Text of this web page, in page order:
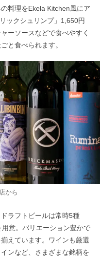
料理をEkela Kitchen風にア
ックシュリンプ」1,650円
ーソースなどで食べやすく
と食べられます。
から
ラフトビールは常時5種
意。バリエーション豊かで
えています。ワインも厳選
ンなど、さまざまな銘柄を